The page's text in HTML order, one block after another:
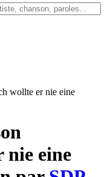
wollte er nie eine
nie eine